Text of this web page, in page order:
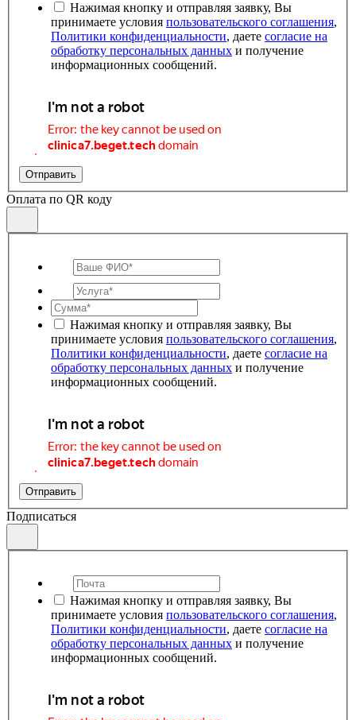
Нажимая кнопку и отправляя заявку, Вы
принимаете условия пользовательского соглашения,
Политики конфиденциальности, даете согласие на
обработку персональных данных и получение
информационных сообщений.
Отправить
Оплата по QR коду
Нажимая кнопку и отправляя заявку, Вы
принимаете условия пользовательского соглашения,
Политики конфиденциальности, даете согласие на
обработку персональных данных и получение
информационных сообщений.
Отправить
Подписаться
Нажимая кнопку и отправляя заявку, Вы
принимаете условия пользовательского соглашения,
Политики конфиденциальности, даете согласие на
обработку персональных данных и получение
информационных сообщений.